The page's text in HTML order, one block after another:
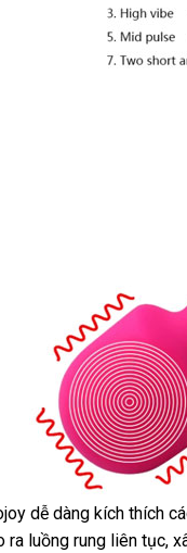
dễ dàng kích thích
ra luồng rung liên tục,